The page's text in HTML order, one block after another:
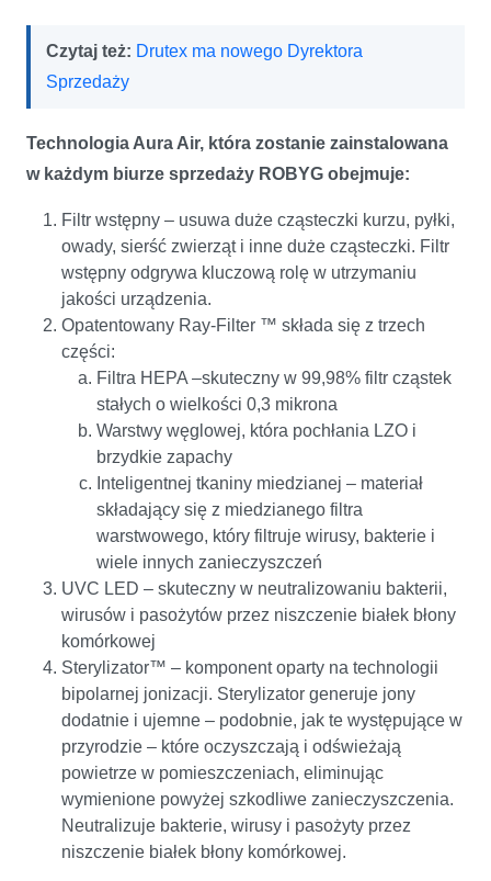
Czytaj też: Drutex ma nowego Dyrektora
Sprzedaży
Technologia Aura Air, która zostanie zainstalowana
w każdym biurze sprzedaży ROBYG obejmuje:
Filtr wstępny – usuwa duże cząsteczki kurzu, pyłki,
owady, sierść zwierząt i inne duże cząsteczki. Filtr
wstępny odgrywa kluczową rolę w utrzymaniu
jakości urządzenia.
Opatentowany Ray-Filter ™ składa się z trzech
części:
Filtra HEPA –skuteczny w 99,98% filtr cząstek
stałych o wielkości 0,3 mikrona
Warstwy węglowej, która pochłania LZO i
brzydkie zapachy
Inteligentnej tkaniny miedzianej – materiał
składający się z miedzianego filtra
warstwowego, który filtruje wirusy, bakterie i
wiele innych zanieczyszczeń
UVC LED – skuteczny w neutralizowaniu bakterii,
wirusów i pasożytów przez niszczenie białek błony
komórkowej
Sterylizator™ – komponent oparty na technologii
bipolarnej jonizacji. Sterylizator generuje jony
dodatnie i ujemne – podobnie, jak te występujące w
przyrodzie – które oczyszczają i odświeżają
powietrze w pomieszczeniach, eliminując
wymienione powyżej szkodliwe zanieczyszczenia.
Neutralizuje bakterie, wirusy i pasożyty przez
niszczenie białek błony komórkowej.